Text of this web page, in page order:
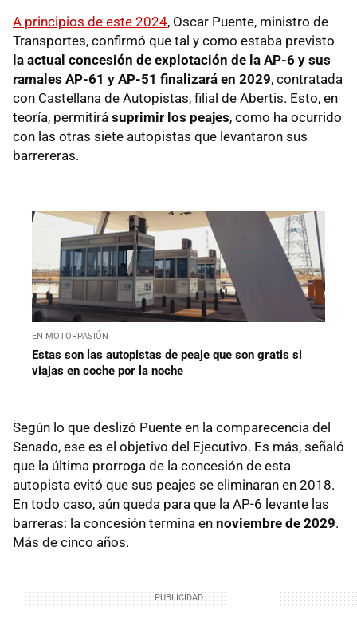
A principios de este 2024, Oscar Puente, ministro de
Transportes, confirmó que tal y como estaba previsto
la actual concesión de explotación de la AP-6 y sus
ramales AP-61 y AP-51 finalizará en 2029, contratada
con Castellana de Autopistas, filial de Abertis. Esto, en
teoría, permitirá suprimir los peajes, como ha ocurrido
con las otras siete autopistas que levantaron sus
barrereras.
EN MOTORPASIÓN
Estas son las autopistas de peaje que son gratis si
viajas en coche por la noche
Según lo que deslizó Puente en la comparecencia del
Senado, ese es el objetivo del Ejecutivo. Es más, señaló
que la última prorroga de la concesión de esta
autopista evitó que sus peajes se eliminaran en 2018.
En todo caso, aún queda para que la AP-6 levante las
barreras: la concesión termina en noviembre de 2029.
Más de cinco años.